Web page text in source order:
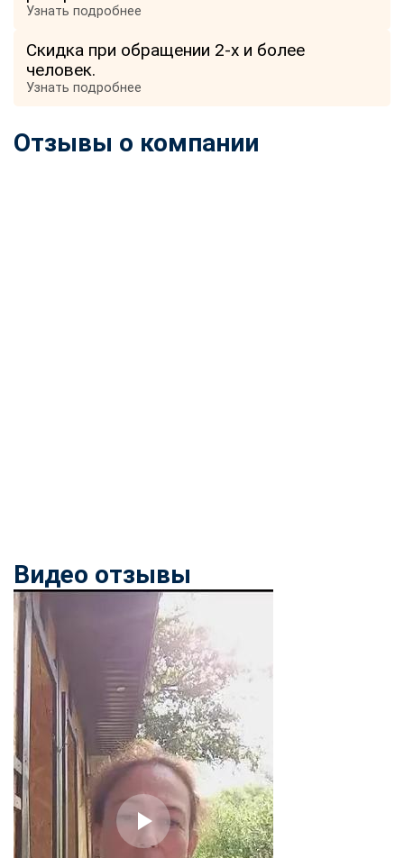
Узнать подробнее
Скидка при обращении 2-х и более
человек.
Узнать подробнее
Отзывы о компании
Видео отзывы